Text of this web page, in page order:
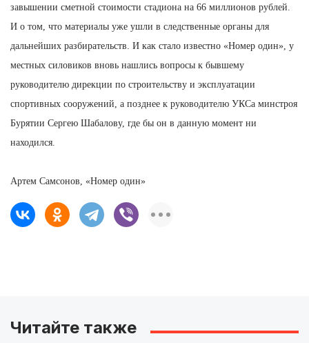
завышении сметной стоимости стадиона на 66 миллионов рублей.
И о том, что материалы уже ушли в следственные органы для
дальнейших разбирательств. И как стало известно «Номер один», у
местных силовиков вновь нашлись вопросы к бывшему
руководителю дирекции по строительству и эксплуатации
спортивных сооружений, а позднее к руководителю УКСа минстроя
Бурятии Сергею Шабалову, где бы он в данную момент ни
находился.
Артем Самсонов, «Номер один»
Читайте также